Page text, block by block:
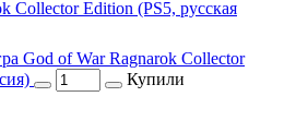
Collector Edition (PS5, русская
God of War Ragnarok Collector
Купили